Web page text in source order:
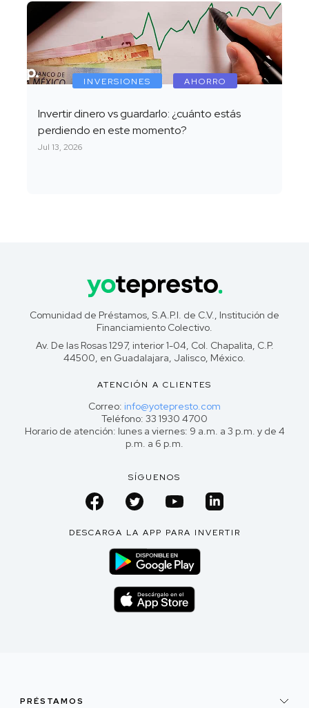
INVERSIONES AHORRO
Invertir dinero vs guardarlo: ¿cuánto estás
perdiendo en este momento?
Jul 13, 2026
Comunidad de Préstamos, S.A.P.I. de C.V., Institución de
Financiamiento Colectivo.
Av. De las Rosas 1297, interior 1-04, Col. Chapalita, C.P.
44500, en Guadalajara, Jalisco, México.
ATENCIÓN A CLIENTES
Correo: info@yotepresto.com
Teléfono: 33 1930 4700
Horario de atención: lunes a viernes: 9 a.m. a 3 p.m. y de 4
p.m. a 6 p.m.
SÍGUENOS
DESCARGA LA APP PARA INVERTIR
PRÉSTAMOS